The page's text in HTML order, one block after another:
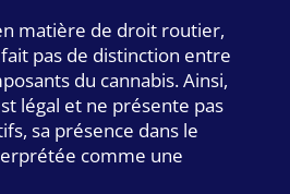
matière de droit routier,
pas de distinction entre
du cannabis. Ainsi,
légal et ne présente pas
sa présence dans le
comme une